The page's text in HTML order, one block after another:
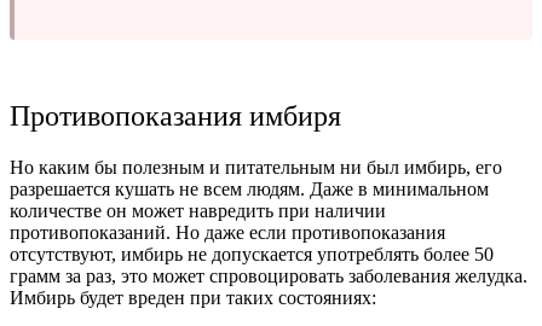
Противопоказания имбиря
Но каким бы полезным и питательным ни был имбирь, его
разрешается кушать не всем людям. Даже в минимальном
количестве он может навредить при наличии
противопоказаний. Но даже если противопоказания
отсутствуют, имбирь не допускается употреблять более 50
грамм за раз, это может спровоцировать заболевания желудка.
Имбирь будет вреден при таких состояниях: